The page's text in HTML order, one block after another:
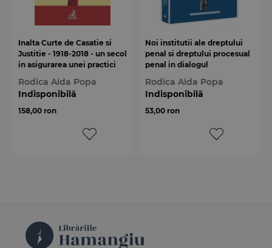
Inalta Curte de Casatie si
Justitie - 1918-2018 - un secol
in asigurarea unei practici
Rodica Aida Popa
Indisponibilă
158,00 ron
Noi institutii ale dreptului
penal si dreptului procesual
penal in dialogul
judecatori si avocati
Rodica Aida Popa
Indisponibilă
53,00 ron